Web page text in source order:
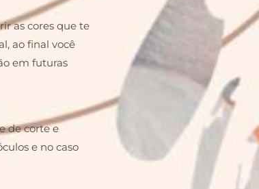
as cores que te
ao final você
em futuras
de corte e
e no caso